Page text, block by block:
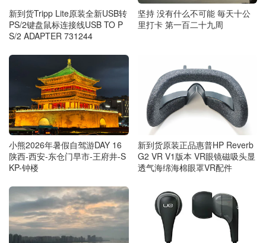
新到货Tripp Lite原装全新USB转
PS/2键盘鼠标连接线USB TO P
S/2 ADAPTER 731244
坚持 没有什么不可能 毎天十公
里打卡 第一百二十九周
小熊2026年暑假自驾游DAY 16
陕西-西安-东仓门早市-王府井-S
KP-钟楼
新到货原装正品惠普HP Reverb
G2 VR V1版本 VR眼镜磁吸头显
透气海绵海棉眼罩VR配件